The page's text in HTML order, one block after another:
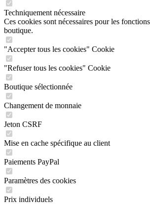
Techniquement nécessaire
Ces cookies sont nécessaires pour les
boutique.
"Accepter tous les cookies" Cookie
"Refuser tous les cookies" Cookie
Boutique sélectionnée
Changement de monnaie
Jeton CSRF
Mise en cache spécifique au client
Paiements PayPal
Paramètres des cookies
Prix individuels